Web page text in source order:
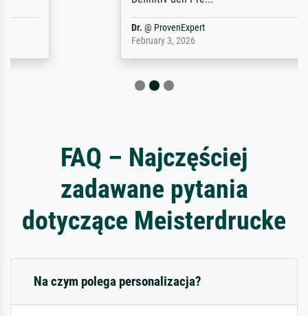
FAQ – Najczęściej
zadawane pytania
dotyczące Meisterdrucke
Na czym polega personalizacja?